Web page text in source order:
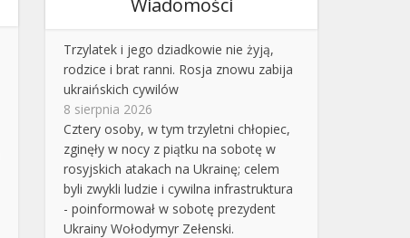
Wiadomości
Trzylatek i jego dziadkowie nie żyją,
rodzice i brat ranni. Rosja znowu zabija
ukraińskich cywilów
8 sierpnia 2026
Cztery osoby, w tym trzyletni chłopiec,
zginęły w nocy z piątku na sobotę w
rosyjskich atakach na Ukrainę; celem
byli zwykli ludzie i cywilna infrastruktura
- poinformował w sobotę prezydent
Ukrainy Wołodymyr Zełenski.